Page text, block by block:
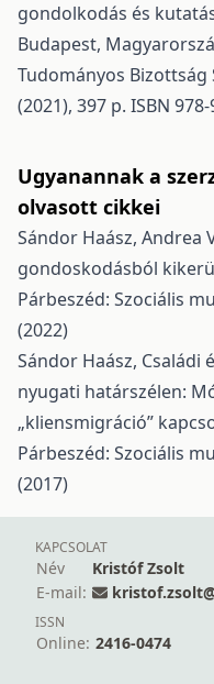
gondolkodás és
Budapest,
Tudományos
(2021), 397 p. ISBN
Ugyanannak a
olvasott cikkei
Sándor Haász, Andrea
gondoskodásból
Párbeszéd: Szociális
(2022)
Sándor Haász, Családi
nyugati határszélen:
„kliensmigráció”
Párbeszéd: Szociális
(2017)
KAPCSOLAT
Név
Kristóf Zsolt
E-mail:
ISSN
Online: 2416-0474